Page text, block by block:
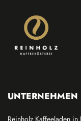
UNTERNEHMEN
Reinholz Kaffeeladen in